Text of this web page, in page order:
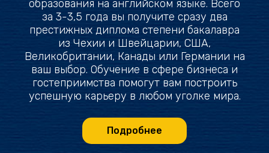
образования на английском языке. Всего
за 3-3,5 года вы получите сразу два
престижных диплома степени бакалавра
из Чехии и Швейцарии, США,
Великобритании, Канады или Германии на
ваш выбор. Обучение в сфере бизнеса и
гостеприимства помогут вам построить
успешную карьеру в любом уголке мира.
Подробнее